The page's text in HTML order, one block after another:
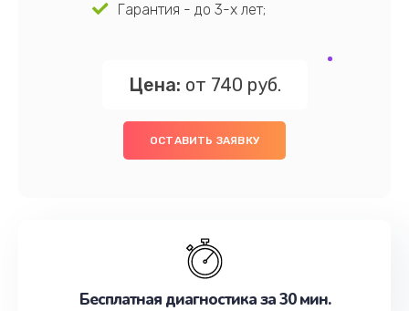
Гарантия - до 3-х лет;
Цена: от 740 руб.
ОСТАВИТЬ ЗАЯВКУ
Бесплатная диагностика за 30 мин.